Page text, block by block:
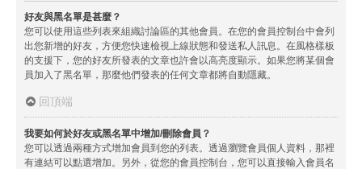
好友與黑名單是甚麼？
您可以使用這些列表來組織討論區的其他會員。在您的會員控制台中會列
出您新增的好友，方便您快速檢視上線狀態和發送私人訊息。在風格樣板
的支援下，您的好友所發表的文章也許會以高亮度顯示。如果您將某個會
員加入了黑名單，那麼他們發表的任何文章都將自動隱藏。
回頂端
我要如何於好友或黑名單中增加/刪除會員？
您可以透過兩種方式增加會員到您的列表。透過瀏覽會員個人資料，那裡
有連結可以點選增加。另外，從您的會員控制台，您可以直接輸入會員名